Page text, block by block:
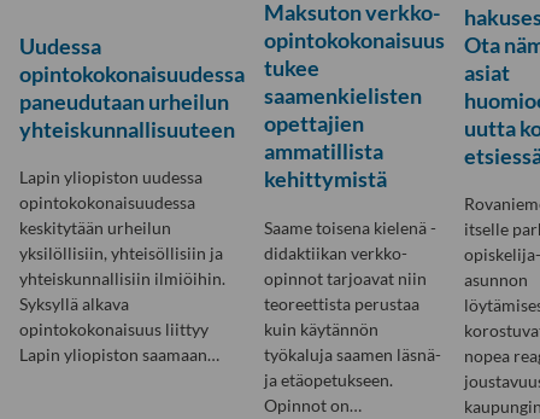
Uudessa
opintokokonaisuudessa
paneudutaan urheilun
yhteiskunnallisuuteen
Lapin yliopiston uudessa
opintokokonaisuudessa
keskitytään urheilun
yksilöllisiin, yhteisöllisiin ja
yhteiskunnallisiin ilmiöihin.
Syksyllä alkava
opintokokonaisuus liittyy
Lapin yliopiston saamaan…
Maksuton verkko-
opintokokonaisuus
tukee
saamenkielisten
opettajien
ammatillista
kehittymistä
Saame toisena kielenä -
didaktiikan verkko-
opinnot tarjoavat niin
teoreettista perustaa
kuin käytännön
työkaluja saamen läsnä-
ja etäopetukseen.
Opinnot on…
Ota
asiat
uutta
itselle
opiskelija-
asunnon
nopea